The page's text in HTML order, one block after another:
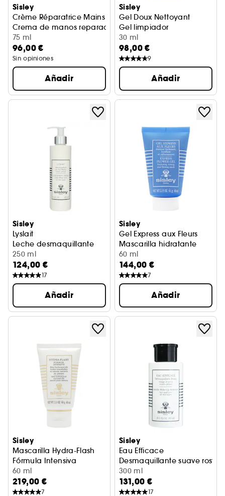
Sisley
Crème Réparatrice Mains
Crema de manos reparadora
75 ml
96,00 €
Sin opiniones
Añadir
Sisley
Gel Doux Nettoyant
Gel limpiador
30 ml
98,00 €
9
Añadir
Sisley
Lyslait
Leche desmaquillante
250 ml
124,00 €
17
Añadir
Sisley
Gel Express aux Fleurs
Mascarilla hidratante
60 ml
144,00 €
7
Añadir
Sisley
Mascarilla Hydra-Flash
Fórmula Intensiva
60 ml
219,00 €
7
Sisley
Eau Efficace
Desmaquillante suave rostro
300 ml
131,00 €
17